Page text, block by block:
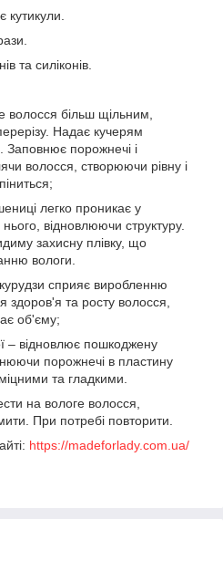
кутикули.
та силіконів.
волосся більш щільним,
Надає кучерям
Заповнює порожнечі і
волосся, створюючи рівну і
легко проникає у
відновлюючи структуру.
захисну плівку, що
вологи.
сприяє виробленню
здоров'я та росту волосся,
об'єму;
– відновлює пошкоджену
порожнечі в пластину
та гладкими.
на вологе волосся,
При потребі повторити.
https://madeforlady.com.ua/